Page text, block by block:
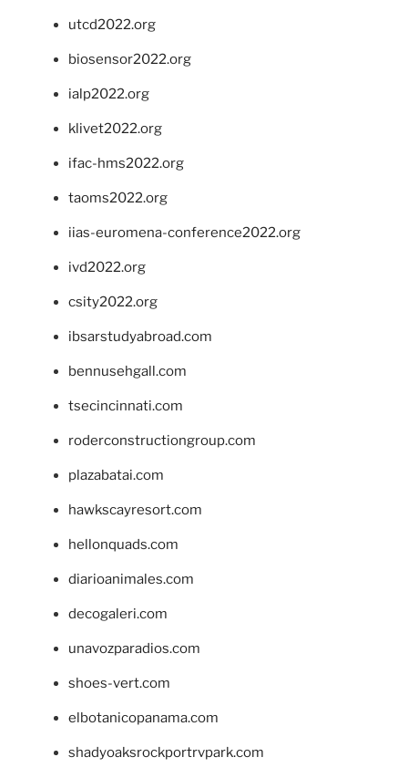
utcd2022.org
biosensor2022.org
ialp2022.org
klivet2022.org
ifac-hms2022.org
taoms2022.org
iias-euromena-conference2022.org
ivd2022.org
csity2022.org
ibsarstudyabroad.com
bennusehgall.com
tsecincinnati.com
roderconstructiongroup.com
plazabatai.com
hawkscayresort.com
hellonquads.com
diarioanimales.com
decogaleri.com
unavozparadios.com
shoes-vert.com
elbotanicopanama.com
shadyoaksrockportrvpark.com